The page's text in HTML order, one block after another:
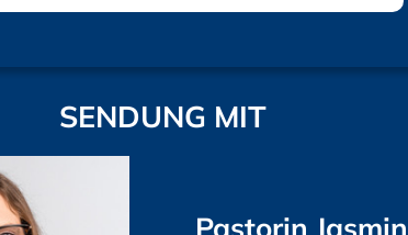
SENDUNG MIT
Pastorin